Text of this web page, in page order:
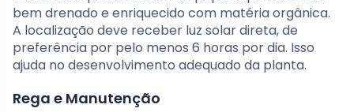
bem drenado e enriquecido com matéria orgânica.
A localização deve receber luz solar direta, de
preferência por pelo menos 6 horas por dia. Isso
ajuda no desenvolvimento adequado da planta.
Rega e Manutenção